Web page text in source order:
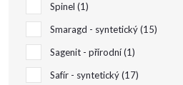
Spinel 1
Smaragd - syntetický 15
Sagenit - přírodní 1
Safír - syntetický 17